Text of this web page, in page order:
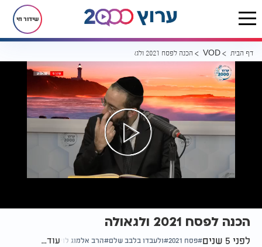
שידור חי
דף הבית VOD הכנה לפסח 2021 ולגאולה
הכנה לפסח 2021 ולגאולה
לפני 5 שנים פסח 2021 ולעבדו בלבב שלם הרב אלמוג לוי עוד...